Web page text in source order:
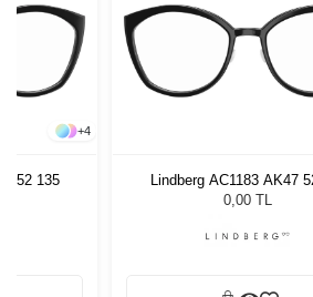
+4
52 135
Lindberg AC1183 AK47
0,00 TL